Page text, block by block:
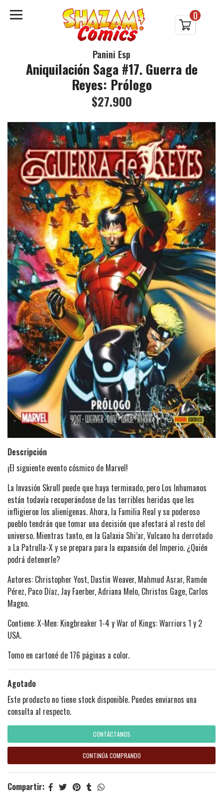
0
Panini Esp
Aniquilación Saga #17. Guerra de
Reyes: Prólogo
$27.900
Descripción
¡El siguiente evento cósmico de Marvel!
La Invasión Skrull puede que haya terminado, pero Los Inhumanos
están todavía recuperándose de las terribles heridas que les
infligieron los alienígenas. Ahora, la Familia Real y su poderoso
pueblo tendrán que tomar una decisión que afectará al resto del
universo. Mientras tanto, en la Galaxia Shi’ar, Vulcano ha derrotado
a La Patrulla-X y se prepara para la expansión del Imperio. ¿Quién
podrá detenerle?
Autores: Christopher Yost, Dustin Weaver, Mahmud Asrar, Ramón
Pérez, Paco Díaz, Jay Faerber, Adriana Melo, Christos Gage, Carlos
Magno.
Contiene: X-Men: Kingbreaker 1-4 y War of Kings: Warriors 1 y 2
USA.
Tomo en cartoné de 176 páginas a color.
Agotado
Este producto no tiene stock disponible. Puedes enviarnos una
consulta al respecto.
CONTÁCTANOS
CONTINÚA COMPRANDO
Compartir: